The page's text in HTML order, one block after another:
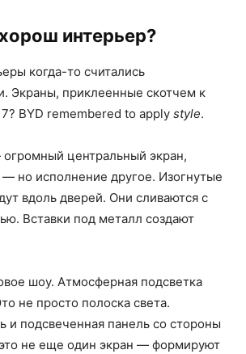
интерьер?
когда-то считались
Экраны, приклеенные скотчем к
BYD remembered to apply style.
центральный экран,
но исполнение другое. Изогнутые
вдоль дверей. Они сливаются с
Вставки под металл создают
шоу. Атмосферная подсветка
не просто полоска света.
и подсвеченная панель со стороны
не еще один экран — формируют